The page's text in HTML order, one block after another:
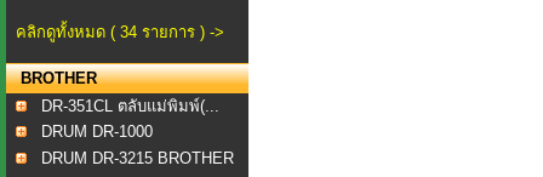
คลิกดูทั้งหมด ( 34 รายการ ) ->
BROTHER
DR-351CL ตลับแม่พิมพ์(...
DRUM DR-1000
DRUM DR-3215 BROTHER